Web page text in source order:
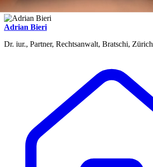
Adrian Bieri
Dr. iur., Partner, Rechtsanwalt, Bratschi, Zürich